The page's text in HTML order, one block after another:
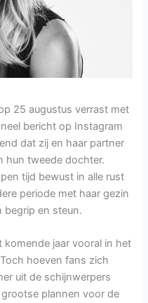
25 augustus verrast met
bericht op Instagram
dat zij en haar partner
hun tweede dochter.
tijd bewust in alle rust
periode met haar gezin
begrip en steun.
komende jaar vooral in het
hoeven fans zich
uit de schijnwerpers
plannen voor de